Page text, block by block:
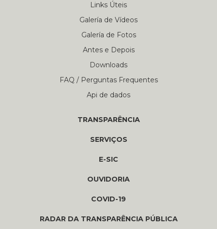
Links Úteis
Galería de Vídeos
Galería de Fotos
Antes e Depois
Downloads
FAQ / Perguntas Frequentes
Api de dados
TRANSPARÊNCIA
SERVIÇOS
E-SIC
OUVIDORIA
COVID-19
RADAR DA TRANSPARÊNCIA PÚBLICA